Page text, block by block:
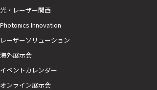
光・レーザー関西
Photonics Innovation
レーザーソリューション
海外展示会
イベントカレンダー
オンライン展示会